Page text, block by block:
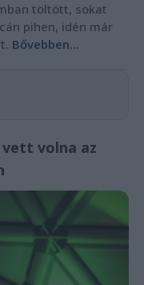
töltött, sokat
pihen, idén már
Bővebben...
volna az